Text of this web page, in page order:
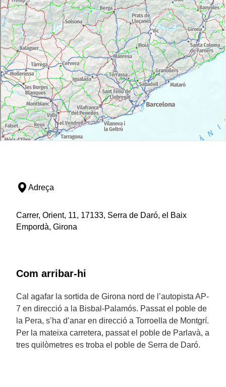
Adreça
Carrer, Orient, 11, 17133, Serra de Daró, el Baix
Empordà, Girona
Com arribar-hi
Cal agafar la sortida de Girona nord de l’autopista AP-
7 en direcció a la Bisbal-Palamós. Passat el poble de
la Pera, s’ha d’anar en direcció a Torroella de Montgrí.
Per la mateixa carretera, passat el poble de Parlavà, a
tres quilòmetres es troba el poble de Serra de Daró.